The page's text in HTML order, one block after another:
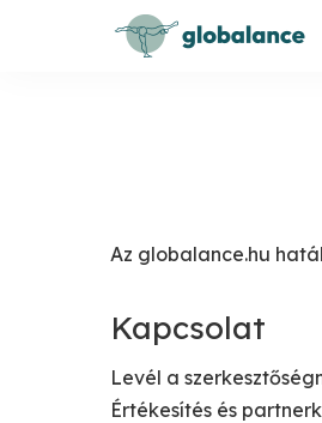
Az globalance.hu
Kapcsolat
Levél a
Értékesítés és